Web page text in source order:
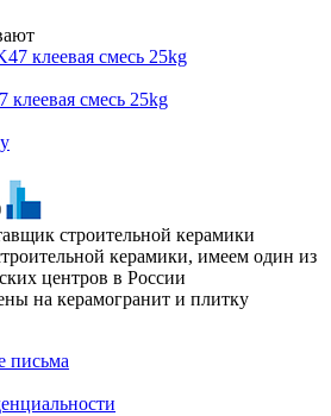
смесь 25kg
строительной керамики
керамики, имеем один из
центров в России
на керамогранит и плитку
письма